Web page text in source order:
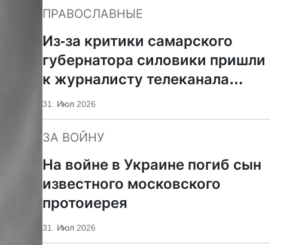
ПРАВОСЛАВНЫЕ
Из-за критики самарского
губернатора силовики пришли
к журналисту телеканала
«Царьград»
31. Июл 2026
ЗА ВОЙНУ
На войне в Украине погиб сын
известного московского
протоиерея
31. Июл 2026